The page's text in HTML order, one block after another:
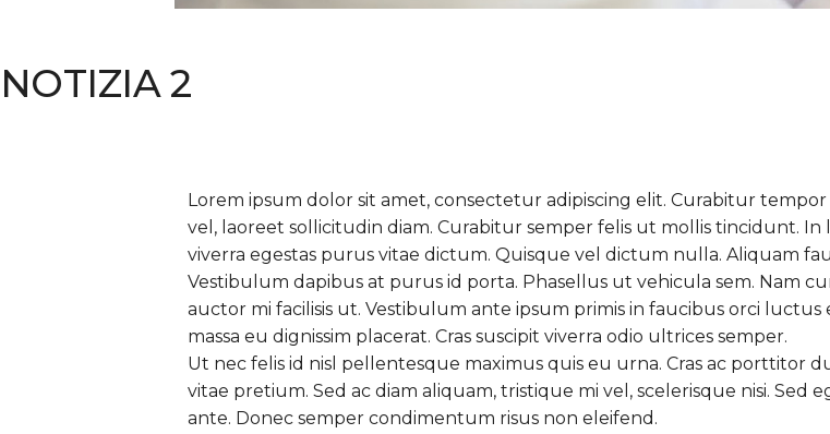
NOTIZIA 2
Lorem ipsum dolor sit amet, consectetur adipiscing elit. Curabitur
vel, laoreet sollicitudin diam. Curabitur semper felis ut mollis tincidunt.
viverra egestas purus vitae dictum. Quisque vel dictum nulla. Aliquam
Vestibulum dapibus at purus id porta. Phasellus ut vehicula sem. Nam
auctor mi facilisis ut. Vestibulum ante ipsum primis in faucibus orci
massa eu dignissim placerat. Cras suscipit viverra odio ultrices semper.
Ut nec felis id nisl pellentesque maximus quis eu urna. Cras ac porttitor
vitae pretium. Sed ac diam aliquam, tristique mi vel, scelerisque nisi.
ante. Donec semper condimentum risus non eleifend.